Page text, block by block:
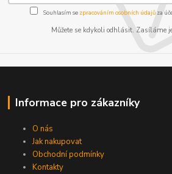
Souhlasím se zpracováním osobních údajůza
Můžete se kdykoli odhlásit. Zasíláme
Informace pro zákazníky
O nás
Jak nakupovat
Obchodní podmínky
Kontakty